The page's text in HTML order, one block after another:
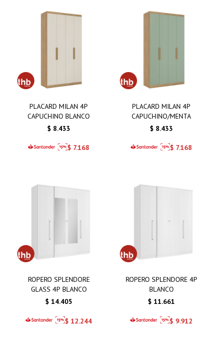
PLACARD MILAN 4P
CAPUCHINO BLANCO
$ 8.433
$ 7.168
PLACARD MILAN 4P
CAPUCHINO/MENTA
$ 8.433
$ 7.168
ROPERO SPLENDORE
GLASS 4P BLANCO
$ 14.405
$ 12.244
ROPERO SPLENDORE 4P
BLANCO
$ 11.661
$ 9.912